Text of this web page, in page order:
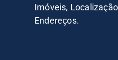
Imóveis,
Endereços.